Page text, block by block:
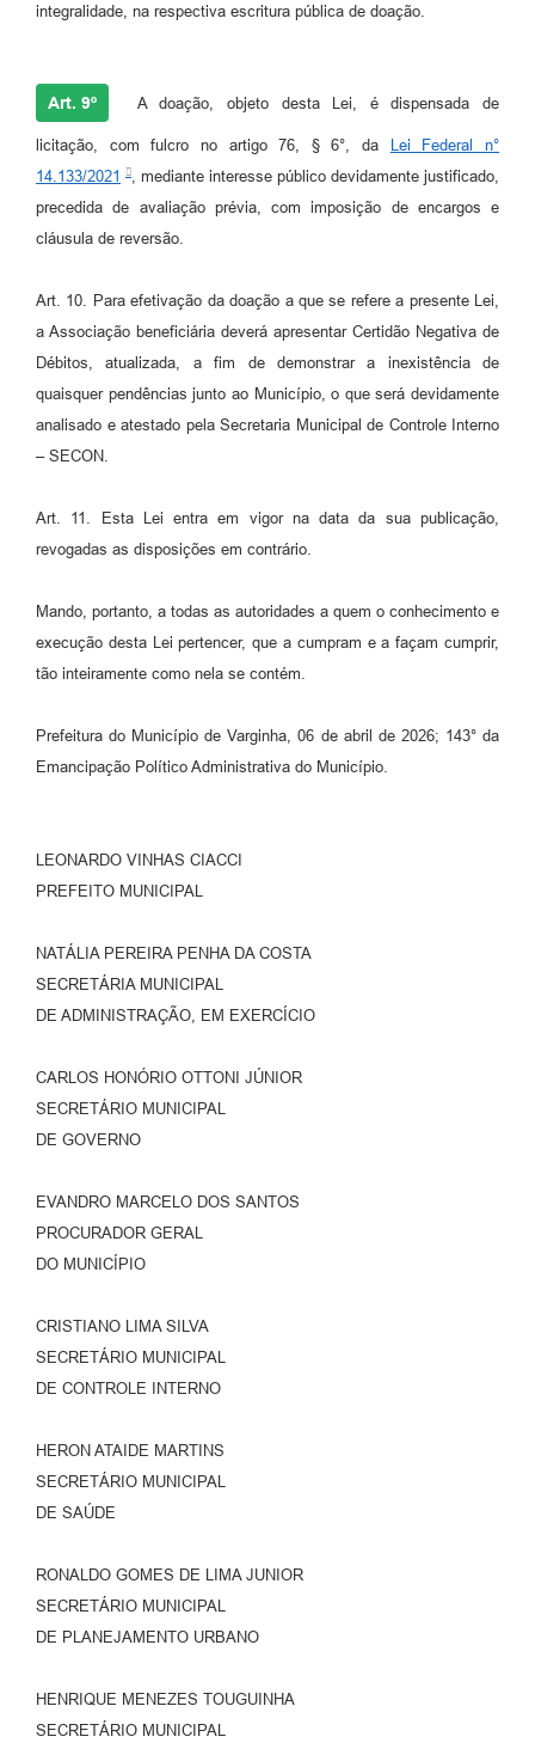
integralidade, na respectiva escritura pública de doação.
Art. 9º A doação, objeto desta Lei, é dispensada de
licitação, com fulcro no artigo 76, § 6°, da
Lei Federal n°
14.133/2021
, mediante interesse público devidamente justificado,
precedida de avaliação prévia, com imposição de encargos e
cláusula de reversão.
Art. 10. Para efetivação da doação a que se refere a presente Lei,
a Associação beneficiária deverá apresentar Certidão Negativa de
Débitos, atualizada, a fim de demonstrar a inexistência de
quaisquer pendências junto ao Município, o que será devidamente
analisado e atestado pela Secretaria Municipal de Controle Interno
– SECON.
Art. 11. Esta Lei entra em vigor na data da sua publicação,
revogadas as disposições em contrário.
Mando, portanto, a todas as autoridades a quem o conhecimento e
execução desta Lei pertencer, que a cumpram e a façam cumprir,
tão inteiramente como nela se contém.
Prefeitura do Município de Varginha, 06 de abril de 2026; 143° da
Emancipação Político Administrativa do Município.
LEONARDO VINHAS CIACCI
PREFEITO MUNICIPAL
NATÁLIA PEREIRA PENHA DA COSTA
SECRETÁRIA MUNICIPAL
DE ADMINISTRAÇÃO, EM EXERCÍCIO
CARLOS HONÓRIO OTTONI JÚNIOR
SECRETÁRIO MUNICIPAL
DE GOVERNO
EVANDRO MARCELO DOS SANTOS
PROCURADOR GERAL
DO MUNICÍPIO
CRISTIANO LIMA SILVA
SECRETÁRIO MUNICIPAL
DE CONTROLE INTERNO
HERON ATAIDE MARTINS
SECRETÁRIO MUNICIPAL
DE SAÚDE
RONALDO GOMES DE LIMA JUNIOR
SECRETÁRIO MUNICIPAL
DE PLANEJAMENTO URBANO
HENRIQUE MENEZES TOUGUINHA
SECRETÁRIO MUNICIPAL